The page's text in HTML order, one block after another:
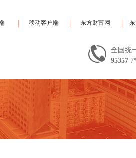
移动客户端 东方财富网
全国统
95357